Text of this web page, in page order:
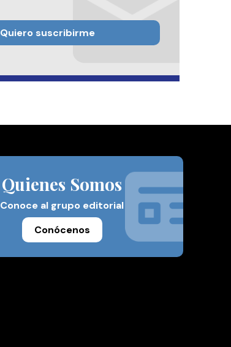
Quiero suscribirme
Quienes Somos
Conoce al grupo editorial
Conócenos